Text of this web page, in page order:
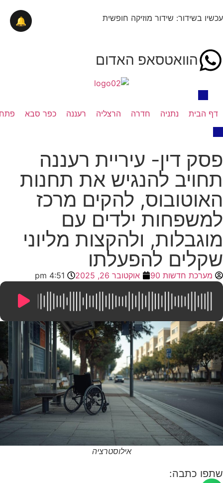
עכשיו בשידור: שידור מוזיקה חופשית
הוואטסאפ האדום
דף הבית נתניה חדרה הרצליה רעננה כפר סבא
פסק דין- עיריית רעננה
תחויב להנגיש את תחנות
האוטובוס, להקים מרכז
למשפחות ילדים עם
מוגבלות, ולהקצות מליוני
שקלים להפעלתו
מערכת חדשות 90 אוקטובר 26, 2025 4:51 pm
0:00
/
7:34
אילוסטרציה
שתפו כתבה:
🔔